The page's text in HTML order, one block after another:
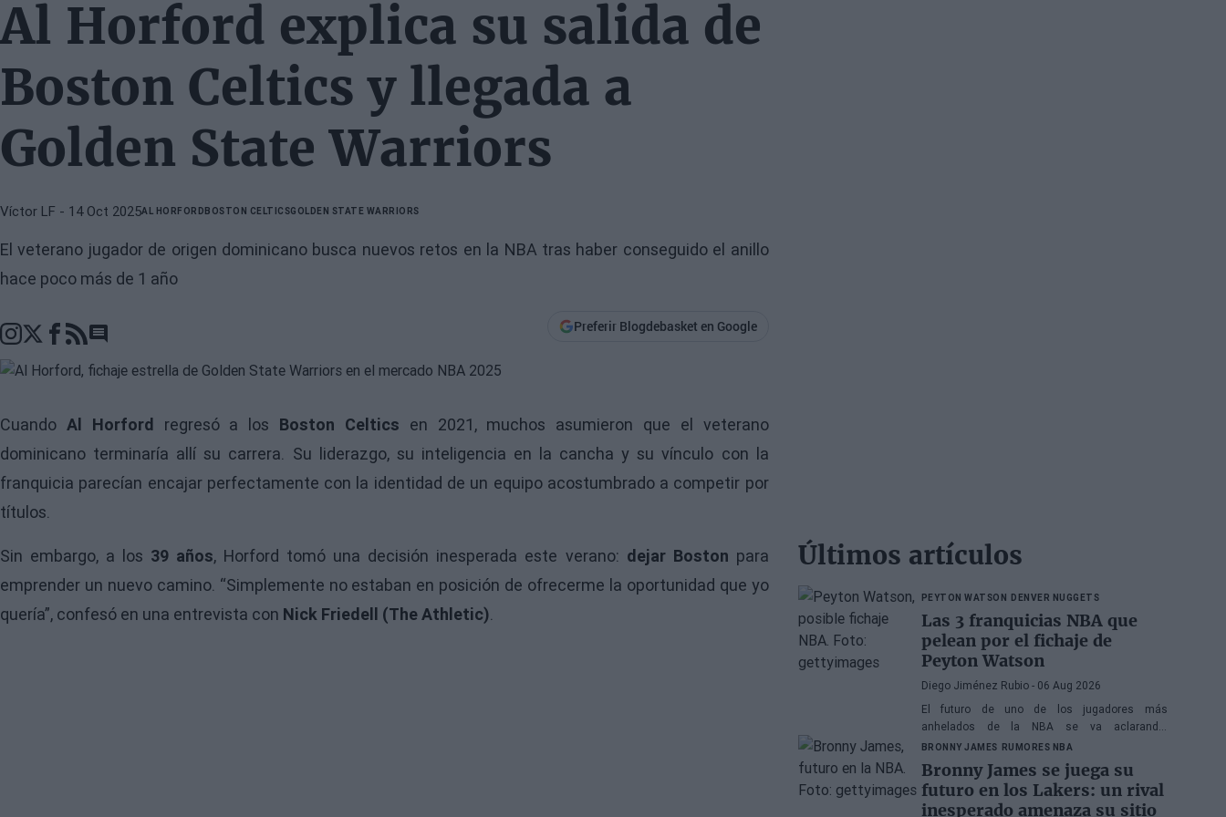
Al Horford explica su salida de
Boston Celtics y llegada a
Golden State Warriors
Víctor LF - 14 Oct 2025AL HORFORDBOSTON CELTICSGOLDEN STATE WARRIORS
El veterano jugador de origen dominicano busca nuevos retos en la NBA tras haber conseguido el anillo
hace poco más de 1 año
Go to comments section
Preferir Blogdebasket en Google
Cuando Al Horford regresó a los Boston Celtics en 2021, muchos asumieron que el veterano
dominicano terminaría allí su carrera. Su liderazgo, su inteligencia en la cancha y su vínculo con la
franquicia parecían encajar perfectamente con la identidad de un equipo acostumbrado a competir por
títulos.
Sin embargo, a los 39 años, Horford tomó una decisión inesperada este verano: dejar Boston para
emprender un nuevo camino. “Simplemente no estaban en posición de ofrecerme la oportunidad que yo
quería”, confesó en una entrevista con Nick Friedell (The Athletic).
Últimos artículos
PEYTON WATSON DENVER NUGGETS
Las 3 franquicias NBA que
pelean por el fichaje de
Peyton Watson
Diego Jiménez Rubio- 06 Aug 2026
El futuro de uno de los jugadores más
anhelados de la NBA se va aclarando,
reduciéndose el abanico de franquicias
candidatas a tres.
BRONNY JAMES RUMORES NBA
Bronny James se juega su
futuro en los Lakers: un rival
inesperado amenaza su sitio